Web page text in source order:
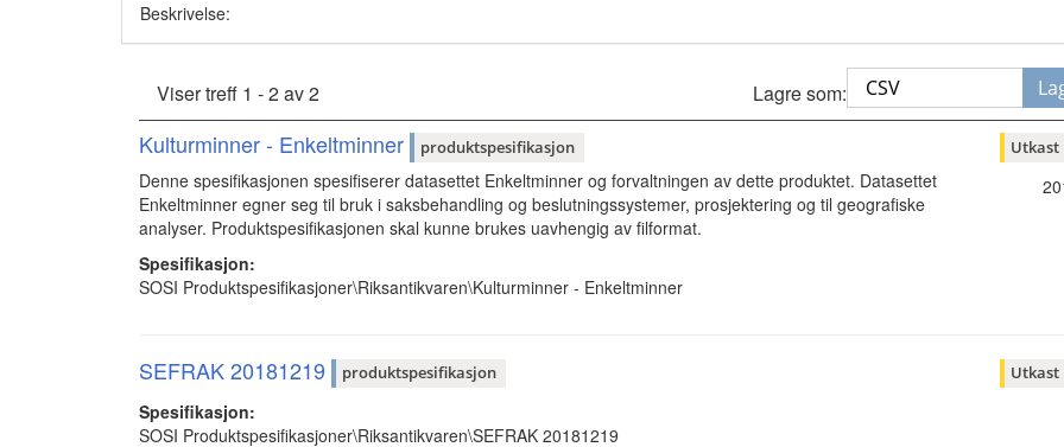
Beskrivelse:
Viser treff 1 - 2 av 2 Lagre som:
Kulturminner - Enkeltminner produktspesifikasjon
Denne spesifikasjonen spesifiserer datasettet Enkeltminner og forvaltningen av dette produktet. Datasettet
Enkeltminner egner seg til bruk i saksbehandling og beslutningssystemer, prosjektering og til geografiske
analyser. Produktspesifikasjonen skal kunne brukes uavhengig av filformat.
Spesifikasjon:
SOSI Produktspesifikasjoner\Riksantikvaren\Kulturminner - Enkeltminner
Utkast
SEFRAK 20181219 produktspesifikasjon
Spesifikasjon:
SOSI Produktspesifikasjoner\Riksantikvaren\SEFRAK 20181219
Utkast